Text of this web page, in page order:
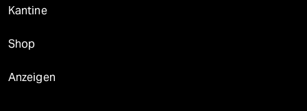
Kantine
Shop
Anzeigen